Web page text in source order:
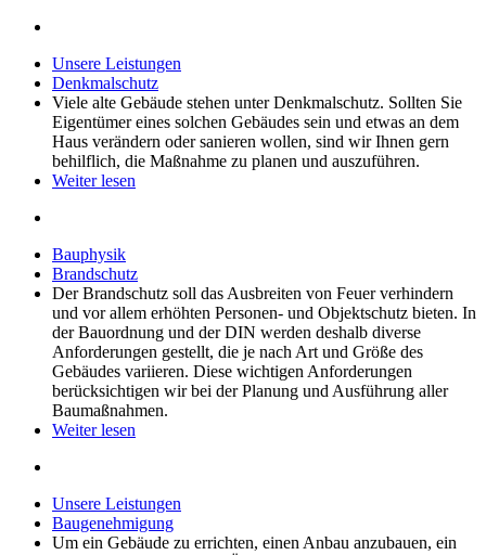
Unsere Leistungen
Denkmalschutz
Viele alte Gebäude stehen unter Denkmalschutz. Sollten Sie
Eigentümer eines solchen Gebäudes sein und etwas an dem
Haus verändern oder sanieren wollen, sind wir Ihnen gern
behilflich, die Maßnahme zu planen und auszuführen.
Weiter lesen
Bauphysik
Brandschutz
Der Brandschutz soll das Ausbreiten von Feuer verhindern
und vor allem erhöhten Personen- und Objektschutz bieten. In
der Bauordnung und der DIN werden deshalb diverse
Anforderungen gestellt, die je nach Art und Größe des
Gebäudes variieren. Diese wichtigen Anforderungen
berücksichtigen wir bei der Planung und Ausführung aller
Baumaßnahmen.
Weiter lesen
Unsere Leistungen
Baugenehmigung
Um ein Gebäude zu errichten, einen Anbau anzubauen, ein